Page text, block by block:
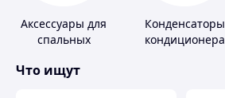
Аксессуары для
спальных
карематов и
Конденсаторы
кондиционера
Что ищут